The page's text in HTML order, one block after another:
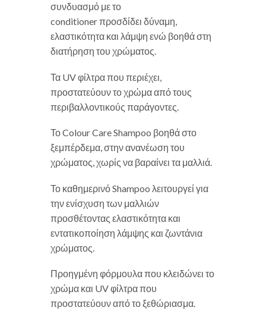
συνδυασμό με το
conditioner προσδίδει δύναμη,
ελαστικότητα και λάμψη ενώ βοηθά στη
διατήρηση του χρώματος.
Τα UV φίλτρα που περιέχει,
προστατεύουν το χρώμα από τους
περιβαλλοντικούς παράγοντες.
Το Colour Care Shampoo βοηθά στο
ξεμπέρδεμα, στην ανανέωση του
χρώματος, χωρίς να βαραίνει τα μαλλιά.
Το καθημερινό Shampoo λειτουργεί για
την ενίσχυση των μαλλιών
προσθέτοντας ελαστικότητα και
εντατικοποίηση λάμψης και ζωντάνια
χρώματος.
Προηγμένη φόρμουλα που κλειδώνει το
χρώμα και UV φίλτρα που
προστατεύουν από το ξεθώριασμα.